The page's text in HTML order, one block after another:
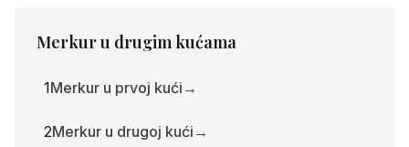
Merkuru drugim kućama
1Merkur u prvoj kući →
2Merkur u drugoj kući →